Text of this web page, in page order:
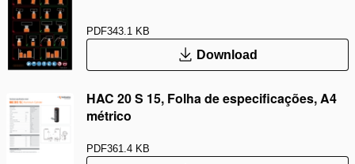
PDF343.1 KB
Download
HAC 20 S 15, Folha de especificações, A4
métrico
PDF361.4 KB